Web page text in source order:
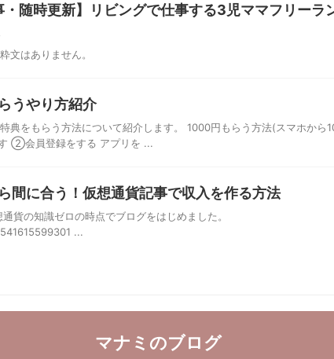
随時更新】リビングで仕事する3児ママフリーラ
文はありません。
うやり方紹介
典をもらう方法について紹介します。 1000円もらう方法(スマホか
②会員登録をする アプリを ...
間に合う！仮想通貨記事で収入を作る方法
貨の知識ゼロの時点でブログをはじめました。
...
マナミのブログ